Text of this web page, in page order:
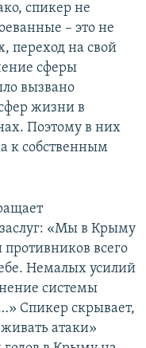
спикер не
– это не
переход на свой
сферы
вызвано
жизни в
Поэтому в них
к собственным
«Мы в Крыму
всего
Немалых усилий
системы
Спикер скрывает,
атаки»